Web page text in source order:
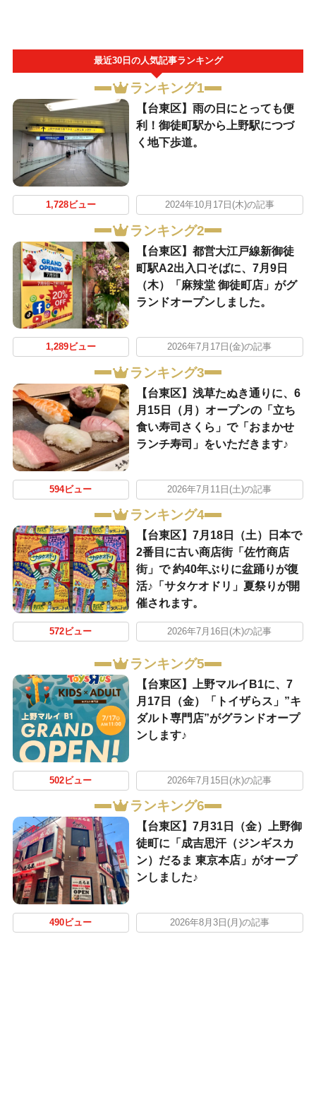
最近30日の人気記事ランキング
ランキング1
【台東区】雨の日にとっても便
利！御徒町駅から上野駅につづ
く地下歩道。
1,728ビュー 2024年10月17日(木)の記事
ランキング2
【台東区】都営大江戸線新御徒
町駅A2出入口そばに、7月9日
（木）「麻辣堂 御徒町店」がグ
ランドオープンしました。
1,289ビュー 2026年7月17日(金)の記事
ランキング3
【台東区】浅草たぬき通りに、6
月15日（月）オープンの「立ち
食い寿司さくら」で「おまかせ
ランチ寿司」をいただきます♪
594ビュー 2026年7月11日(土)の記事
ランキング4
【台東区】7月18日（土）日本で
2番目に古い商店街「佐竹商店
街」で 約40年ぶりに盆踊りが復
活♪「サタケオドリ」夏祭りが開
催されます。
572ビュー 2026年7月16日(木)の記事
ランキング5
【台東区】上野マルイB1に、7
月17日（金）「トイザらス」”キ
ダルト専門店”がグランドオープ
ンします♪
502ビュー 2026年7月15日(水)の記事
ランキング6
【台東区】7月31日（金）上野御
徒町に「成吉思汗（ジンギスカ
ン）だるま 東京本店」がオープ
ンしました♪
490ビュー 2026年8月3日(月)の記事